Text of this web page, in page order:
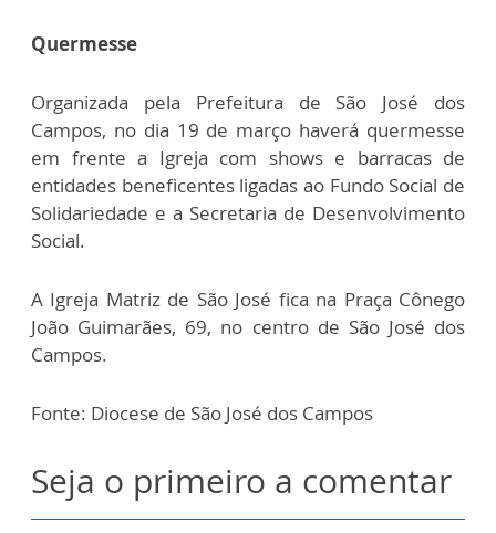
Quermesse
Organizada pela Prefeitura de São José dos
Campos, no dia 19 de março haverá quermesse
em frente a Igreja com shows e barracas de
entidades beneficentes ligadas ao Fundo Social de
Solidariedade e a Secretaria de Desenvolvimento
Social.
A Igreja Matriz de São José fica na Praça Cônego
João Guimarães, 69, no centro de São José dos
Campos.
Fonte: Diocese de São José dos Campos
Seja o primeiro a comentar